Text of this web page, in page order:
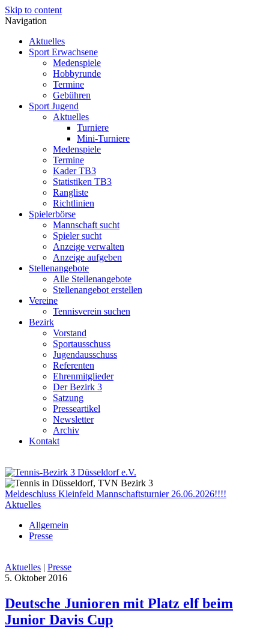
Skip to content
Navigation
Aktuelles
Sport Erwachsene
Medenspiele
Hobbyrunde
Termine
Gebühren
Sport Jugend
Aktuelles
Turniere
Mini-Turniere
Medenspiele
Termine
Kader TB3
Statistiken TB3
Rangliste
Richtlinien
Spielerbörse
Mannschaft sucht
Spieler sucht
Anzeige verwalten
Anzeige aufgeben
Stellenangebote
Alle Stellenangebote
Stellenangebot erstellen
Vereine
Tennisverein suchen
Bezirk
Vorstand
Sportausschuss
Jugendausschuss
Referenten
Ehrenmitglieder
Der Bezirk 3
Satzung
Presseartikel
Newsletter
Archiv
Kontakt
Meldeschluss Kleinfeld Mannschaftsturnier 26.06.2026!!!!
Aktuelles
Allgemein
Presse
Aktuelles | Presse
5. Oktober 2016
Deutsche Junioren mit Platz elf beim
Junior Davis Cup